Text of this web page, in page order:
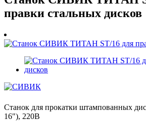
правки стальных дисков
Станок для прокатки штампованных
16"), 220В